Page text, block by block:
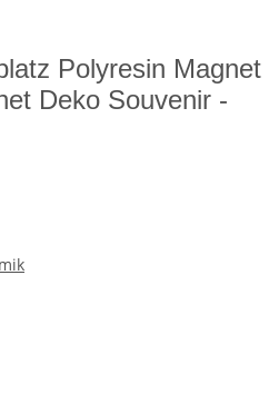
Polyresin Magnet
Deko Souvenir -